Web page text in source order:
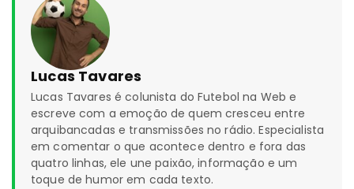
Lucas Tavares
Lucas Tavares é colunista do Futebol na Web e
escreve com a emoção de quem cresceu entre
arquibancadas e transmissões no rádio. Especialista
em comentar o que acontece dentro e fora das
quatro linhas, ele une paixão, informação e um
toque de humor em cada texto.